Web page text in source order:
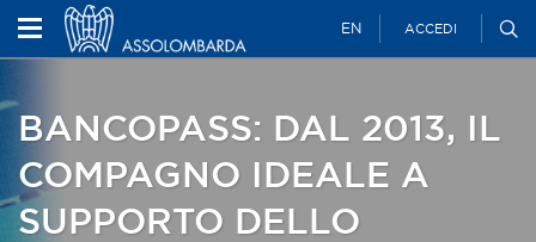
EN ACCEDI
BANCOPASS: DAL 2013, IL
COMPAGNO IDEALE A
SUPPORTO DELLO